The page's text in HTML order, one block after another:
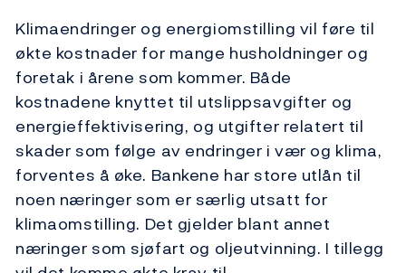
Klimaendringer og energiomstilling vil føre til
økte kostnader for mange husholdninger og
foretak i årene som kommer. Både
kostnadene knyttet til utslippsavgifter og
energieffektivisering, og utgifter relatert til
skader som følge av endringer i vær og klima,
forventes å øke. Bankene har store utlån til
noen næringer som er særlig utsatt for
klimaomstilling. Det gjelder blant annet
næringer som sjøfart og oljeutvinning. I tillegg